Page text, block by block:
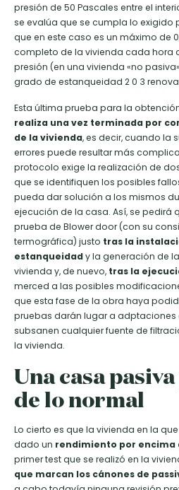
presión de 50 Pascales entre el
se evalúa que se cumpla lo exigido
que en este caso es un máximo de
completo de la vivienda cada hora
presión (en una vivienda «no
grado de estanqueidad 2 0 3
Esta última prueba para la
realiza una vez terminada por
de la vivienda, es decir, cuando la
errores puede resultar más
protocolo exige la realización de
que se identifiquen los posibles
pueda dar solución a los mismos
ejecución de la casa. Así, se pedirá
prueba de Blower door (con su
termográfica) justo tras la
estanqueidady la generación de
vivienda y, de nuevo, tras la
merced a las posibles
que esta fase de la obra haya
pruebas darán lugar a adptaciones
subsanen cualquier fuente de
la vivienda.
Una casa
de lo normal
Lo cierto es que la vivienda en la
dado un rendimiento por encima
primer test que se realizó en la
que marcan los cánones de